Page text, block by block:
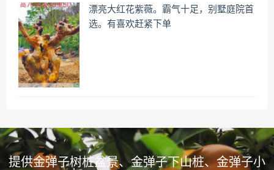
漂亮大红花紫薇。霸气十足，别墅庭院首
选。有喜欢赶紧下单
提供金弹子树桩盆景、金弹子下山桩、金弹子小